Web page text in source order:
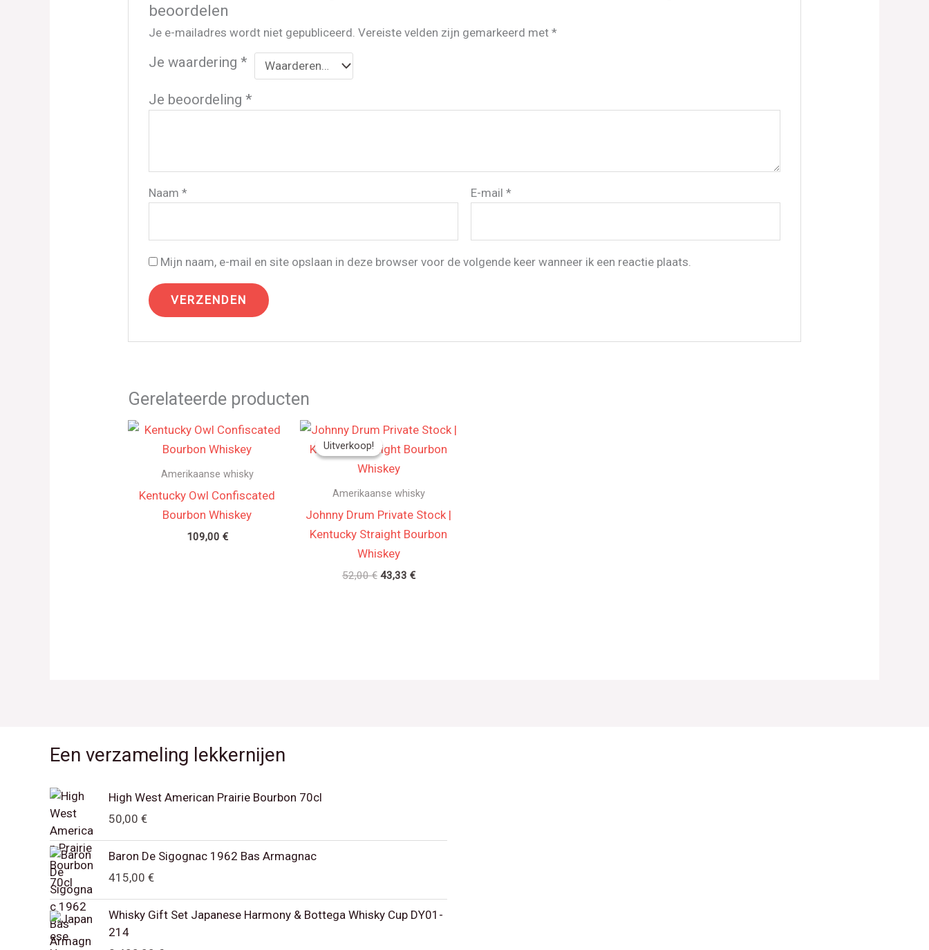
beoordelen
Je e-mailadres wordt niet gepubliceerd. Vereiste velden zijn gemarkeerd met *
Je waardering *
Je beoordeling *
Naam * E-mail*
Mijn naam, e-mail en site opslaan in deze browser voor de volgende keer wanneer ik een reactie plaats.
Gerelateerde producten
Amerikaanse whisky
Kentucky Owl Confiscated
Bourbon Whiskey
109,00 €
Uitverkoop!
Uitverkoop!
Amerikaanse whisky
Johnny Drum Private Stock |
Kentucky Straight Bourbon
Whiskey
52,00€
Oorspronkelijke
was:
52,00 €.
43,33 €
Huidige
is:
Een verzameling lekkernijen
High West American Prairie Bourbon 70cl
50,00 €
Baron De Sigognac 1962 Bas Armagnac
415,00 €
Whisky Gift Set Japanese Harmony & Bottega Whisky Cup DY01-
214